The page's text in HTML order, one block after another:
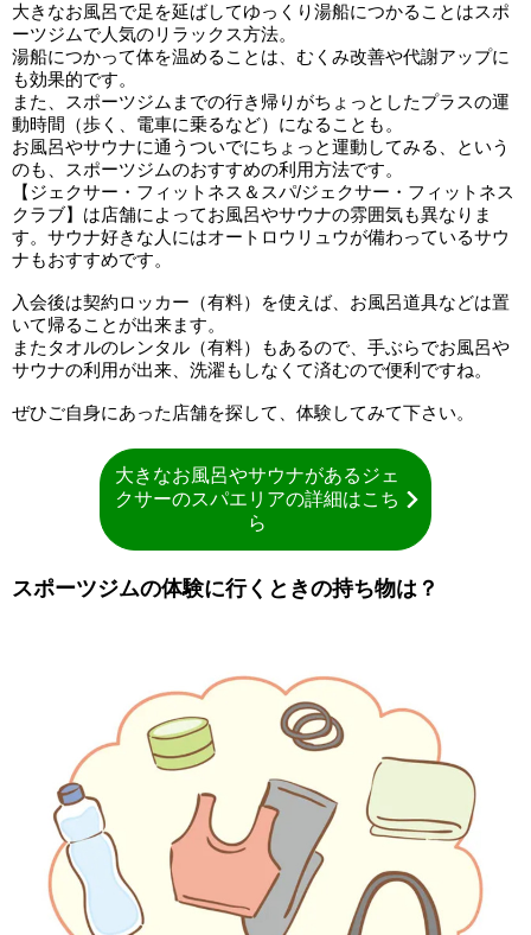
大きなお風呂で足を延ばしてゆっくり湯船につかることはスポ
ーツジムで人気のリラックス方法。
湯船につかって体を温めることは、むくみ改善や代謝アップに
も効果的です。
また、スポーツジムまでの行き帰りがちょっとしたプラスの運
動時間（歩く、電車に乗るなど）になることも。
お風呂やサウナに通うついでにちょっと運動してみる、という
のも、スポーツジムのおすすめの利用方法です。
【ジェクサー・フィットネス＆スパ/ジェクサー・フィットネス
クラブ】は店舗によってお風呂やサウナの雰囲気も異なりま
す。サウナ好きな人にはオートロウリュウが備わっているサウ
ナもおすすめです。
入会後は契約ロッカー（有料）を使えば、お風呂道具などは置
いて帰ることが出来ます。
またタオルのレンタル（有料）もあるので、手ぶらでお風呂や
サウナの利用が出来、洗濯もしなくて済むので便利ですね。
ぜひご自身にあった店舗を探して、体験してみて下さい。
大きなお風呂やサウナがあるジェ
クサーのスパエリアの詳細はこち
ら
スポーツジムの体験に行くときの持ち物は？